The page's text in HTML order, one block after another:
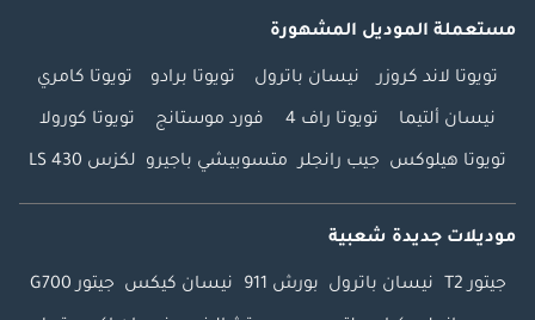
مستعملة الموديل المشهورة
تويوتا لاند كروزر نيسان باترول تويوتا برادو تويوتا كامري
نيسان ألتيما تويوتا راف 4 فورد موستانج تويوتا كورولا
تويوتا هيلوكس جيب رانجلر متسوبيشي باجيرو لكزس LS 430
موديلات جديدة شعبية
جيتور T2 نيسان باترول بورش 911 نيسان كيكس جيتور G700